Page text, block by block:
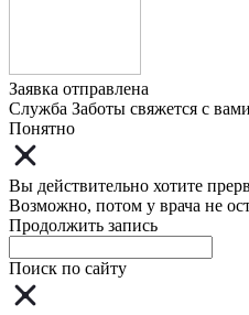
Заявка отправлена
Служба Заботы свяжется с
Понятно
Вы действительно хотите
Возможно, потом у врача не
Продолжить запись
Поиск по сайту